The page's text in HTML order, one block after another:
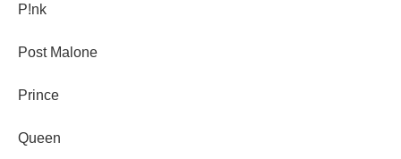
P!nk
Post Malone
Prince
Queen